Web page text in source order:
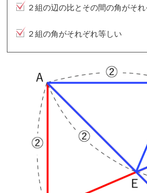
２組の辺の比とその間の角がそ
２組の角がそれぞれ等しい